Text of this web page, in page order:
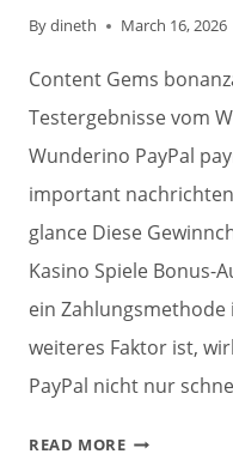
Bydineth March 16, 2026
Content Gems
Testergebnisse vom
Wunderino PayPal
important
glance Diese
Kasino Spiele Bonus-
ein
weiteres Faktor ist,
PayPal nicht nur
READ MOREWUNDERINO